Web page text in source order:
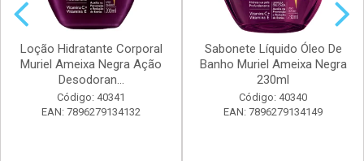
Loção Hidratante Corporal
Muriel Ameixa Negra Ação
Desodoran...
Código: 40341
EAN: 7896279134132
Sabonete Líquido Óleo De
Banho Muriel Ameixa Negra
230ml
Código: 40340
EAN: 7896279134149